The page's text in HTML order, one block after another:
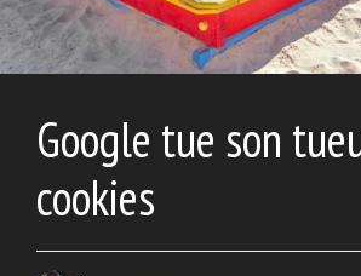
Google tue son
cookies